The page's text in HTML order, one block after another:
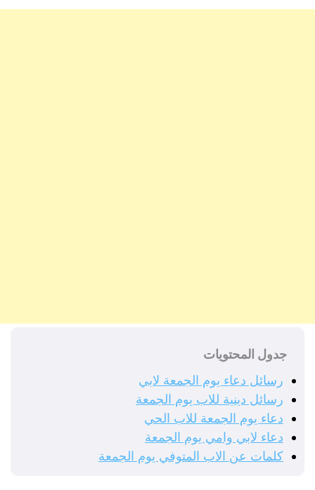
جدول المحتويات
رسائل دعاء يوم الجمعة لابي
رسائل دينية للاب يوم الجمعة
دعاء يوم الجمعة للاب الحي
دعاء لابي وامي يوم الجمعة
كلمات عن الاب المتوفي يوم الجمعة